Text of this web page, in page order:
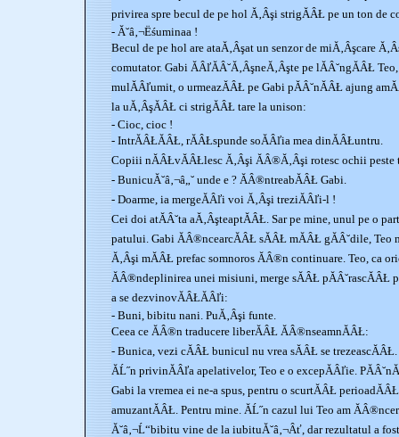
privirea spre becul de pe hol Ă‚Âşi strigĂÂŁ pe un ton de
- Ă˘â‚¬Ëśuminaa !
Becul de pe hol are ataĂ‚Âşat un senzor de miĂ‚Âşcare
comutator. Gabi ĂÂľĂÂ˘Ă‚ÂşneĂ‚Âşte pe lĂÂ˘ngĂÂŁ
mulĂÂľumit, o urmeazĂÂŁ pe Gabi pĂÂ˘nĂÂŁ ajung
la uĂ‚ÂşĂÂŁ ci strigĂÂŁ tare la unison:
- Cioc, cioc !
- IntrĂÂŁĂÂŁ, rĂÂŁspunde soĂÂľia mea dinĂÂŁuntru.
Copiii nĂÂŁvĂÂŁlesc Ă‚Âşi ĂÂ®Ă‚Âşi rotesc ochii peste
- BunicuĂ˘â‚¬â„˘ unde e ? ĂÂ®ntreabĂÂŁ Gabi.
- Doarme, ia mergeĂÂľi voi Ă‚Âşi treziĂÂľi-l !
Cei doi atĂÂ˘ta aĂ‚ÂşteaptĂÂŁ. Sar pe mine, unul pe o
patului. Gabi ĂÂ®ncearcĂÂŁ sĂÂŁ mĂÂŁ gĂÂ˘dile, Teo
Ă‚Âşi mĂÂŁ prefac somnoros ĂÂ®n continuare. Teo, ca
ĂÂ®ndeplinirea unei misiuni, merge sĂÂŁ
a se dezvinovĂÂŁĂÂľi:
- Buni, bibitu nani. PuĂ‚Âşi funte.
Ceea ce ĂÂ®n traducere liberĂÂŁ ĂÂ®nseamnĂÂŁ:
- Bunica, vezi cĂÂŁ bunicul nu vrea sĂÂŁ se
ĂĹ˝n privinĂÂľa apelativelor, Teo e o excepĂÂľie.
Gabi la vremea ei ne-a spus, pentru o scurtĂÂŁ
amuzantĂÂŁ. Pentru mine. ĂĹ˝n cazul lui Teo am
Ă˘â‚¬Ĺ“bibitu vine de la iubituĂ˘â‚¬Âť, dar rezultatul a